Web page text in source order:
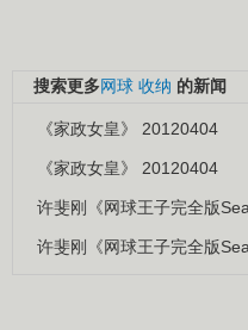
搜索更多网球 收纳 的新闻
《家政女皇》 20120404
《家政女皇》 20120404
许斐刚《网球王子完全版
许斐刚《网球王子完全版